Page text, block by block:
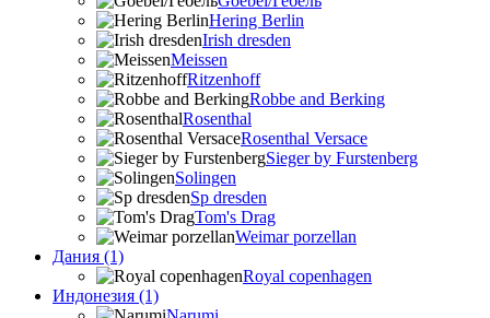
Hering Berlin
Irish dresden
Meissen
Ritzenhoff
Robbe and Berking
Rosenthal
Rosenthal Versace
Sieger by Furstenberg
Solingen
Sp dresden
Tom's Drag
Weimar porzellan
Дания (1)
Royal copenhagen
Индонезия (1)